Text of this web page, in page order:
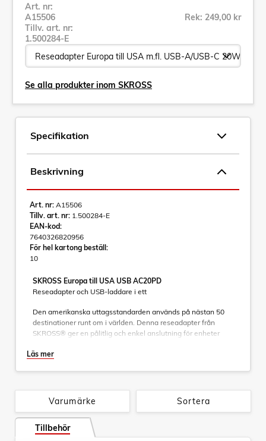
Art. nr:
A15506
Tillv. art. nr:
1.500284-E
Rek: 249,00 kr
Se alla produkter inom SKROSS
Specifikation
Beskrivning
Art. nr: A15506
Tillv. art. nr: 1.500284-E
EAN-kod:
7640326820956
För hel kartong beställ:
10
SKROSS Europa till USA USB AC20PD
Reseadapter och USB-laddare i ett
Den amerikanska uttagsstandarden används på nästan 50
destinationer runt om i världen. Denna reseadapter från
SKROSS® ger en pålitlig och enkel anslutning för enheter
Den stöder på ett säkert sätt även strömkrävande enheter
• Designad i Schweiz
• Lämplig för utrustning med jordade och ojordade kontakter
(2- och 3-poliga) och USB-enheter
• Ingångskontakter: Europa (Schuko) och Euro
• Utgångskontakter: USA
Läs mer
Sortera
Varumärke
Tillbehör